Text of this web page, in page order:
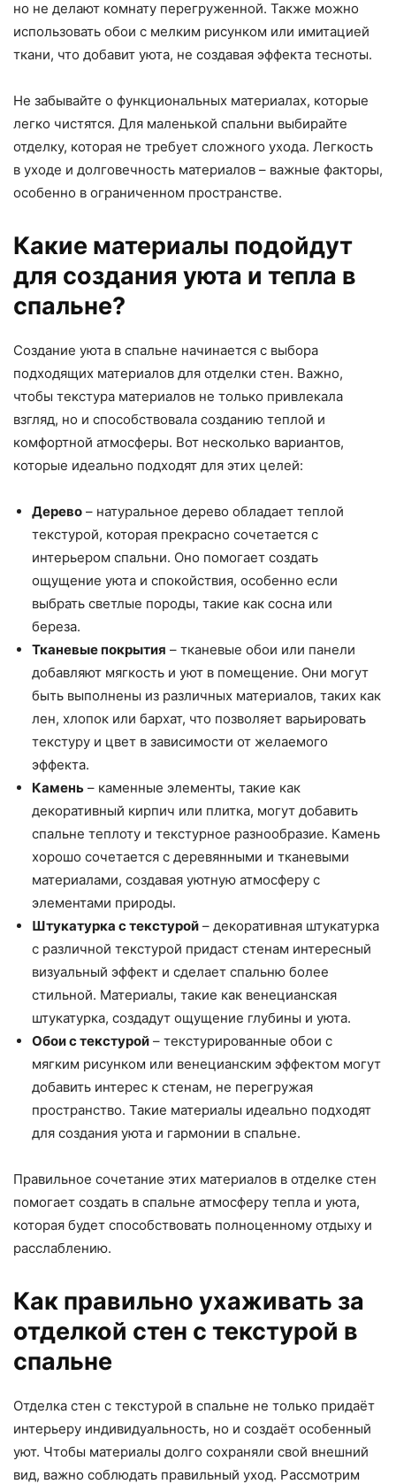
но не делают комнату перегруженной. Также можно
использовать обои с мелким рисунком или имитацией
ткани, что добавит уюта, не создавая эффекта тесноты.
Не забывайте о функциональных материалах, которые
легко чистятся. Для маленькой спальни выбирайте
отделку, которая не требует сложного ухода. Легкость
в уходе и долговечность материалов – важные факторы,
особенно в ограниченном пространстве.
Какие материалы подойдут
для создания уюта и тепла в
спальне?
Создание уюта в спальне начинается с выбора
подходящих материалов для отделки стен. Важно,
чтобы текстура материалов не только привлекала
взгляд, но и способствовала созданию теплой и
комфортной атмосферы. Вот несколько вариантов,
которые идеально подходят для этих целей:
Дерево – натуральное дерево обладает теплой
текстурой, которая прекрасно сочетается с
интерьером спальни. Оно помогает создать
ощущение уюта и спокойствия, особенно если
выбрать светлые породы, такие как сосна или
береза.
Тканевые покрытия – тканевые обои или панели
добавляют мягкость и уют в помещение. Они могут
быть выполнены из различных материалов, таких как
лен, хлопок или бархат, что позволяет варьировать
текстуру и цвет в зависимости от желаемого
эффекта.
Камень – каменные элементы, такие как
декоративный кирпич или плитка, могут добавить
спальне теплоту и текстурное разнообразие. Камень
хорошо сочетается с деревянными и тканевыми
материалами, создавая уютную атмосферу с
элементами природы.
Штукатурка с текстурой – декоративная штукатурка
с различной текстурой придаст стенам интересный
визуальный эффект и сделает спальню более
стильной. Материалы, такие как венецианская
штукатурка, создадут ощущение глубины и уюта.
Обои с текстурой – текстурированные обои с
мягким рисунком или венецианским эффектом могут
добавить интерес к стенам, не перегружая
пространство. Такие материалы идеально подходят
для создания уюта и гармонии в спальне.
Правильное сочетание этих материалов в отделке стен
помогает создать в спальне атмосферу тепла и уюта,
которая будет способствовать полноценному отдыху и
расслаблению.
Как правильно ухаживать за
отделкой стен с текстурой в
спальне
Отделка стен с текстурой в спальне не только придаёт
интерьеру индивидуальность, но и создаёт особенный
уют. Чтобы материалы долго сохраняли свой внешний
вид, важно соблюдать правильный уход. Рассмотрим